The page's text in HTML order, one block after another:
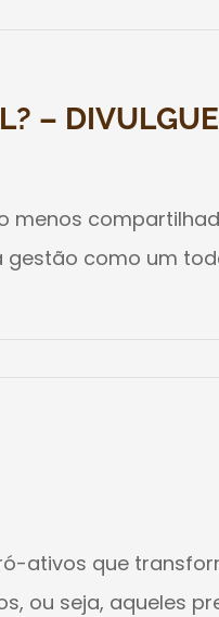
–
menos
como um
ativos que
ou seja, aqueles